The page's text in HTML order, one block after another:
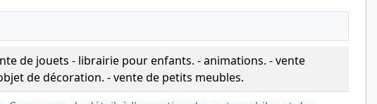
de jouets - librairie pour enfants. - animations. - vente
de décoration. - vente de petits meubles.